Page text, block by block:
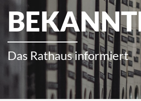
Das Rathaus informiert